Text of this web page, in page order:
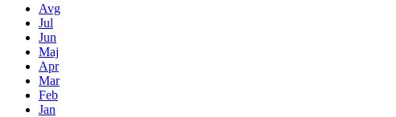
Avg
Jul
Jun
Maj
Apr
Mar
Feb
Jan